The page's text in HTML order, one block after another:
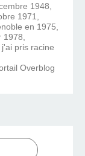
1948,
1971,
en 1975,
pris racine
Overblog